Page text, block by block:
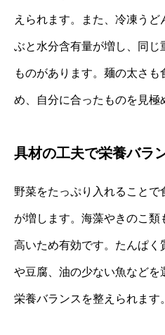
えられます。また、冷凍う
ぶと水分含有量が増し、同じ
ものがあります。麺の太さ
め、自分に合ったものを見極
具材の工夫で栄養バラ
野菜をたっぷり入れること
が増します。海藻やきのこ
高いため有効です。たんぱく
や豆腐、油の少ない魚などを
栄養バランスを整えられます。